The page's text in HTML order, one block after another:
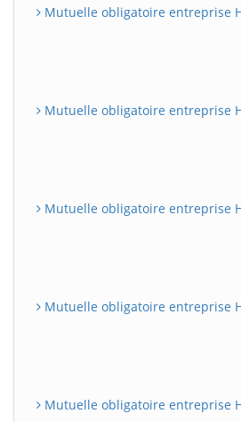
Mutuelle obligatoire entreprise
Mutuelle obligatoire entreprise
Mutuelle obligatoire entreprise
Mutuelle obligatoire entreprise
Mutuelle obligatoire entreprise